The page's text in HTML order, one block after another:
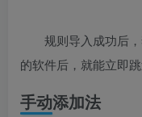
规则导入成功后
的软件后，就能立即
手动添加法